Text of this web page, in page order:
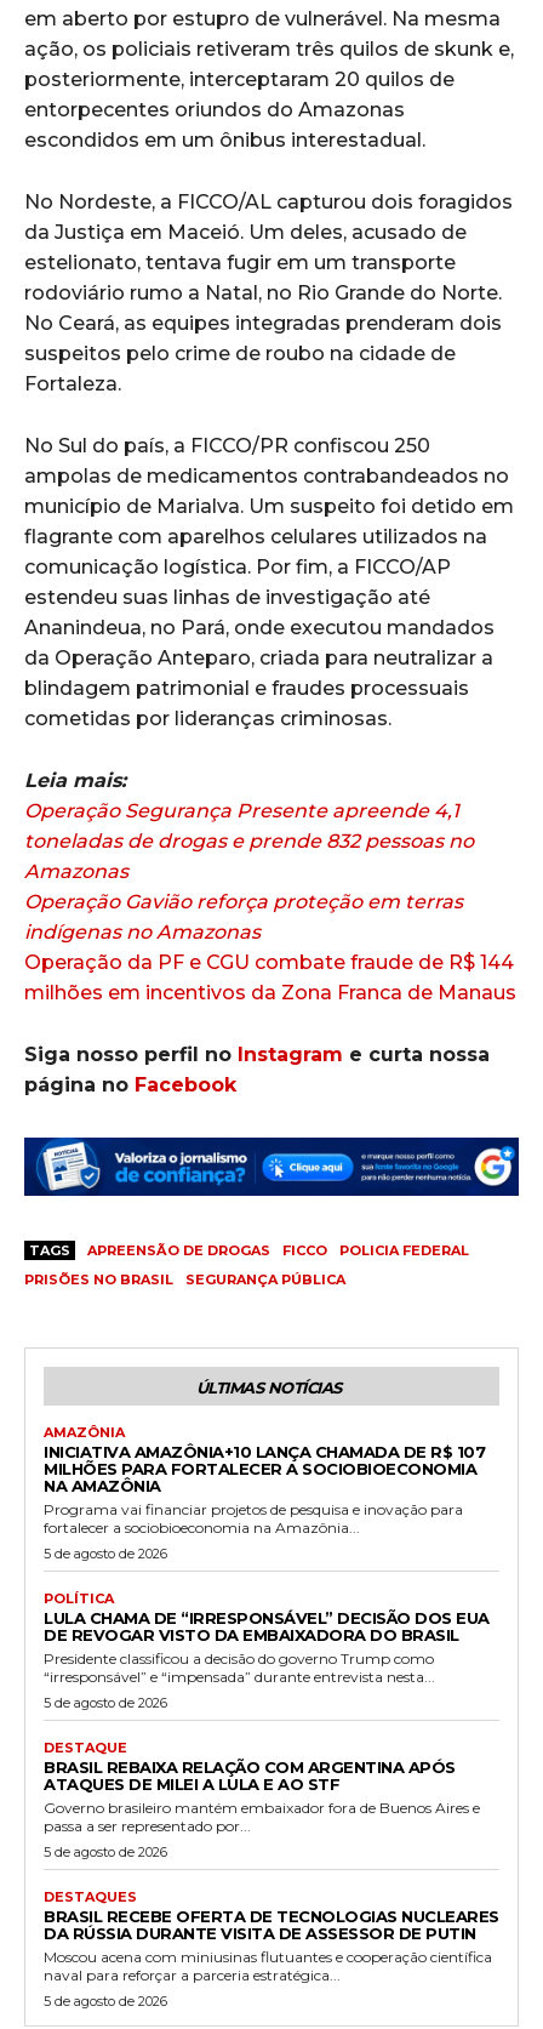
em aberto por estupro de vulnerável. Na mesma
ação, os policiais retiveram três quilos de skunk e,
posteriormente, interceptaram 20 quilos de
entorpecentes oriundos do Amazonas
escondidos em um ônibus interestadual.
No Nordeste, a FICCO/AL capturou dois foragidos
da Justiça em Maceió. Um deles, acusado de
estelionato, tentava fugir em um transporte
rodoviário rumo a Natal, no Rio Grande do Norte.
No Ceará, as equipes integradas prenderam dois
suspeitos pelo crime de roubo na cidade de
Fortaleza.
No Sul do país, a FICCO/PR confiscou 250
ampolas de medicamentos contrabandeados no
município de Marialva. Um suspeito foi detido em
flagrante com aparelhos celulares utilizados na
comunicação logística. Por fim, a FICCO/AP
estendeu suas linhas de investigação até
Ananindeua, no Pará, onde executou mandados
da Operação Anteparo, criada para neutralizar a
blindagem patrimonial e fraudes processuais
cometidas por lideranças criminosas.
Leia mais:
Operação Segurança Presente apreende 4,1
toneladas de drogas e prende 832 pessoas no
Amazonas
Operação Gavião reforça proteção em terras
indígenas no Amazonas
Operação da PF e CGU combate fraude de R$ 144
milhões em incentivos da Zona Franca de Manaus
Siga nosso perfil no Instagram e curta nossa
página no Facebook
TAGS APREENSÃO DE DROGAS FICCO
POLICIA FEDERAL
PRISÕES NO BRASIL
SEGURANÇA PÚBLICA
ÚLTIMAS NOTÍCIAS
AMAZÔNIA
INICIATIVA AMAZÔNIA+10 LANÇA CHAMADA DE R$ 107
MILHÕES PARA FORTALECER A SOCIOBIOECONOMIA
NA AMAZÔNIA
Programa vai financiar projetos de pesquisa e inovação para
fortalecer a sociobioeconomia na Amazônia...
5 de agosto de 2026
POLÍTICA
LULA CHAMA DE “IRRESPONSÁVEL” DECISÃO DOS EUA
DE REVOGAR VISTO DA EMBAIXADORA DO BRASIL
Presidente classificou a decisão do governo Trump como
“irresponsável” e “impensada” durante entrevista nesta...
5 de agosto de 2026
DESTAQUE
BRASIL REBAIXA RELAÇÃO COM ARGENTINA APÓS
ATAQUES DE MILEI A LULA E AO STF
Governo brasileiro mantém embaixador fora de Buenos Aires e
passa a ser representado por...
5 de agosto de 2026
DESTAQUES
BRASIL RECEBE OFERTA DE TECNOLOGIAS NUCLEARES
DA RÚSSIA DURANTE VISITA DE ASSESSOR DE PUTIN
Moscou acena com miniusinas flutuantes e cooperação científica
naval para reforçar a parceria estratégica...
5 de agosto de 2026